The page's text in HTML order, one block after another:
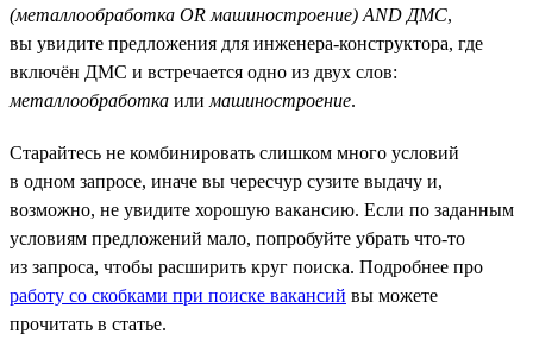
(металлообработка OR машиностроение) AND ДМС,
вы увидите предложения для инженера-конструктора, где
включён ДМС и встречается одно из двух слов:
металлообработка или машиностроение.
Старайтесь не комбинировать слишком много условий
в одном запросе, иначе вы чересчур сузите выдачу и,
возможно, не увидите хорошую вакансию. Если по заданным
условиям предложений мало, попробуйте убрать что-то
из запроса, чтобы расширить круг поиска. Подробнее про
работу со скобками при поиске вакансий вы можете
прочитать в статье.